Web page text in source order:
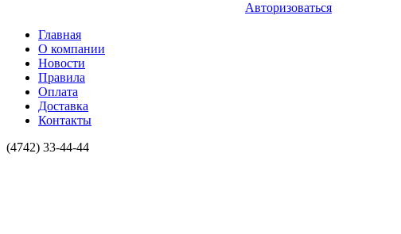
Авторизоваться
Главная
О компании
Новости
Правила
Оплата
Доставка
Контакты
(4742) 33-44-44